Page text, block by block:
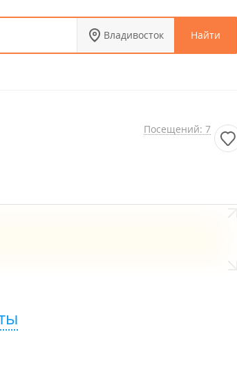
Владивосток Найти
Посещений: 7